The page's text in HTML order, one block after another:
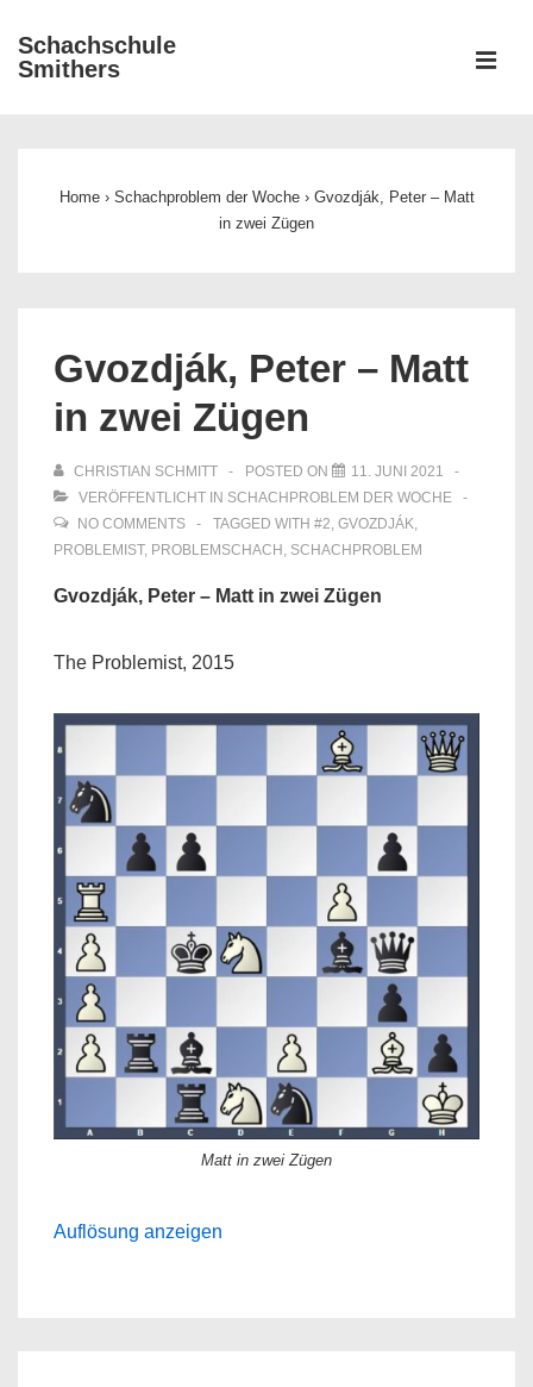
Zum
Inhalt
Schachschule
Smithers
Home › Schachproblem der Woche › Gvozdják, Peter – Matt
in zwei Zügen
Gvozdják, Peter – Matt
in zwei Zügen
CHRISTIAN SCHMITT POSTED ON
11. JUNI 2021
VERÖFFENTLICHT IN SCHACHPROBLEM DER WOCHE
NO COMMENTS
TAGGED WITH #2, GVOZDJÁK,
PROBLEMIST, PROBLEMSCHACH , SCHACHPROBLEM
Gvozdják, Peter – Matt in zwei Zügen
The Problemist, 2015
Matt in zwei Zügen
Auflösung anzeigen